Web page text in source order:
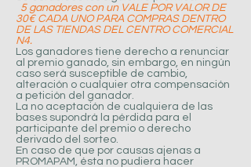
5 ganadores con un VALE POR VALOR DE
30€ CADA UNO PARA COMPRAS DENTRO
DE LAS TIENDAS DEL CENTRO COMERCIAL
N4.
Los ganadores tiene derecho a renunciar
al premio ganado, sin embargo, en ningún
caso será susceptible de cambio,
alteración o cualquier otra compensación
a petición del ganador.
La no aceptación de cualquiera de las
bases supondrá la pérdida para el
participante del premio o derecho
derivado del sorteo.
En caso de que por causas ajenas a
PROMAPAM, ésta no pudiera hacer